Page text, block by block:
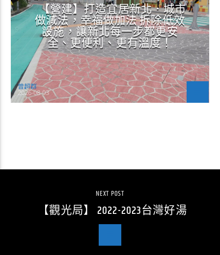
【營建】打造宜居新北．城市
做減法，幸福做加法 拆除低效
設施，讓新北每一步都更安
全、更便利、更有溫度！
曾超群
2026-08-03
NEXT POST
【觀光局】 2022-2023台灣好湯